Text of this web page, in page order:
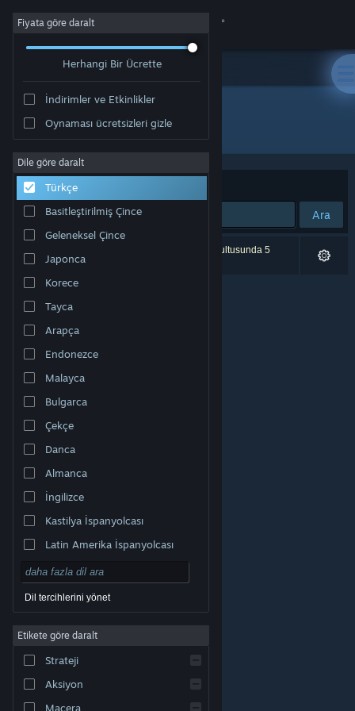
Giriş yap
Hakkında
Destek
Dili değiştir
Steam mobil uygulamasını yükle
Masaüstü internet sitesini görüntüle
markalar, ABD ve diğer ülkelerde ilgili sahiplerinin
Erişilebilirlik |
Çerezler
Fiyata göre daralt
Herhangi Bir Ücrette
İndirimler ve Etkinlikler
Oynaması ücretsizleri gizle
Dile göre daralt
Türkçe
Basitleştirilmiş Çince
Geleneksel Çince
Japonca
Korece
Tayca
Arapça
Endonezce
Malayca
Bulgarca
Çekçe
Danca
Almanca
İngilizce
Kastilya İspanyolcası
Latin Amerika İspanyolcası
Dil tercihlerini yönet
Etikete göre daralt
Strateji
Aksiyon
Macera
Geliştirici: Cowleyfornia Studios
Sırala Uygunluk
Ara
0 sonuç aramanızla eşleşiyor. Tercihleriniz doğrultusunda 5
ürün dâhil edilmedi.